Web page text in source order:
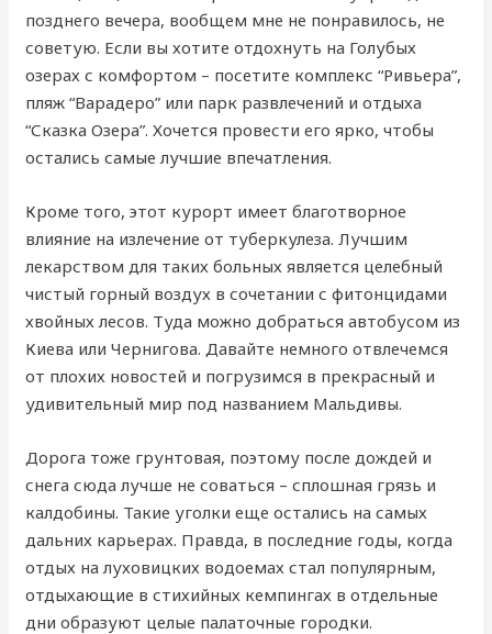
позднего вечера, вообщем мне не понравилось, не
советую. Если вы хотите отдохнуть на Голубых
озерах с комфортом – посетите комплекс “Ривьера”,
пляж “Варадеро” или парк развлечений и отдыха
“Сказка Озера”. Хочется провести его ярко, чтобы
остались самые лучшие впечатления.
Кроме того, этот курорт имеет благотворное
влияние на излечение от туберкулеза. Лучшим
лекарством для таких больных является целебный
чистый горный воздух в сочетании с фитонцидами
хвойных лесов. Туда можно добраться автобусом из
Киева или Чернигова. Давайте немного отвлечемся
от плохих новостей и погрузимся в прекрасный и
удивительный мир под названием Мальдивы.
Дорога тоже грунтовая, поэтому после дождей и
снега сюда лучше не соваться – сплошная грязь и
калдобины. Такие уголки еще остались на самых
дальних карьерах. Правда, в последние годы, когда
отдых на луховицких водоемах стал популярным,
отдыхающие в стихийных кемпингах в отдельные
дни образуют целые палаточные городки.